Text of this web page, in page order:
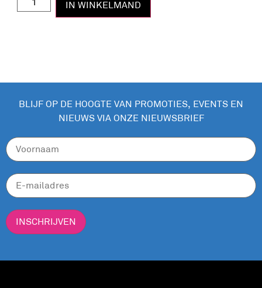
IN WINKELMAND
BLIJF OP DE HOOGTE VAN PROMOTIES, EVENTS EN
NIEUWS VIA ONZE NIEUWSBRIEF
INSCHRIJVEN